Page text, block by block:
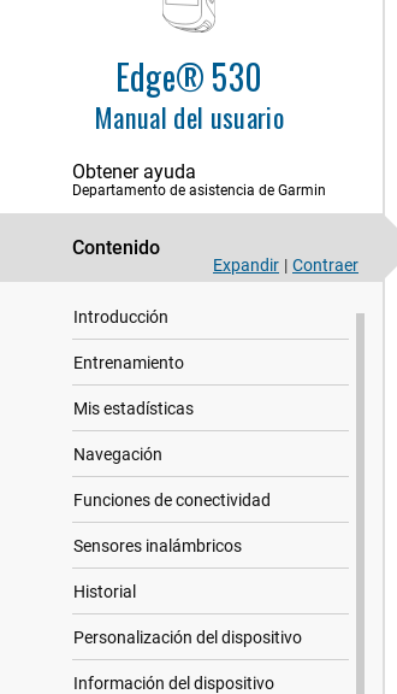
Edge® 530
Manual del usuario
Obtener ayuda
Departamento de asistencia de Garmin
Contenido
Expandir | Contraer
Introducción
Entrenamiento
Mis estadísticas
Navegación
Funciones de conectividad
Sensores inalámbricos
Historial
Personalización del dispositivo
Información del dispositivo